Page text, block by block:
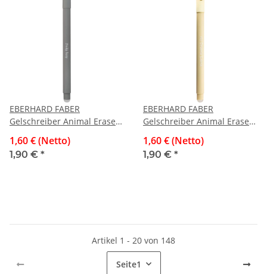
EBERHARD FABER
Gelschreiber Animal Erase
blau
1,60 € (Netto)
1,90 € *
EBERHARD FABER
Gelschreiber Animal Erase
blau
1,60 € (Netto)
1,90 € *
Artikel 1 - 20 von 148
Seite1